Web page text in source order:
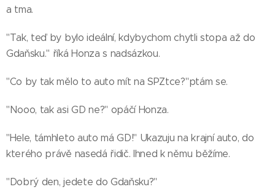
a tma.
"Tak, teď by bylo ideální, kdybychom chytli stopa až do
Gdaňsku." říká Honza s nadsázkou.
"Co by tak mělo to auto mít na SPZtce?"ptám se.
"Nooo, tak asi GD ne?" opáčí Honza.
"Hele, támhleto auto má GD!" Ukazuju na krajní auto, do
kterého právě nasedá řidič. Ihned k němu běžíme.
"Dobrý den, jedete do Gdaňsku?"